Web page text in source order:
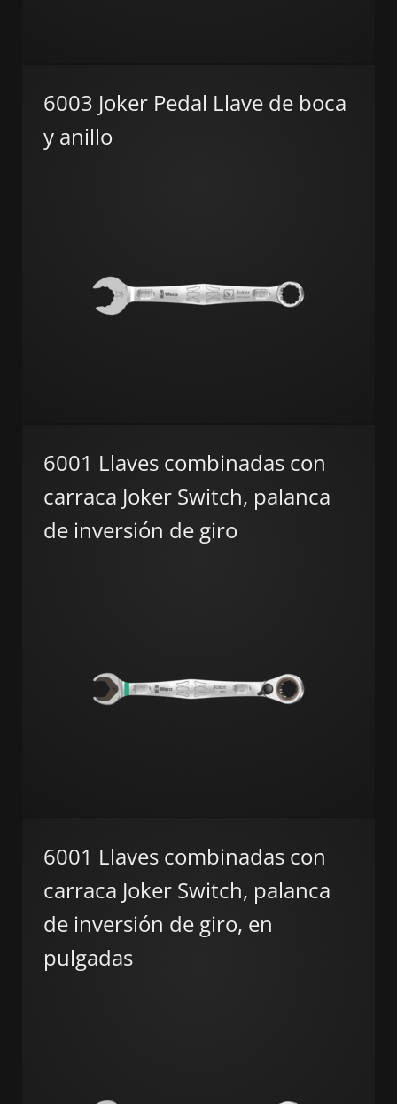
6003 Joker Pedal Llave de boca
y anillo
6001 Llaves combinadas con
carraca Joker Switch, palanca
de inversión de giro
6001 Llaves combinadas con
carraca Joker Switch, palanca
de inversión de giro, en
pulgadas